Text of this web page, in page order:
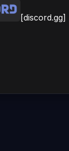
[discord.gg]